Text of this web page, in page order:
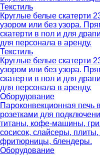
Текстиль
Круглые белые скатерти
узором или без узора.
скатерти в пол и для
для персонала в аренду.
Текстиль
Круглые белые скатерти
узором или без узора.
скатерти в пол и для
для персонала в аренду.
Оборудование
Пароконвекционная печь
розетками для
титаны, кофе-машины,
сосисок, слайсеры,
фритюрницы, блендеры.
Оборудование